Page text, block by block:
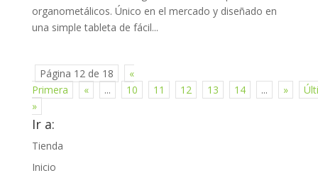
organometálicos. Único en el mercado y diseñado en
una simple tableta de fácil...
Página 12 de 18
«
Primera
« ... 10 11 12 13 14 ... »
»
Ir a:
Tienda
Inicio